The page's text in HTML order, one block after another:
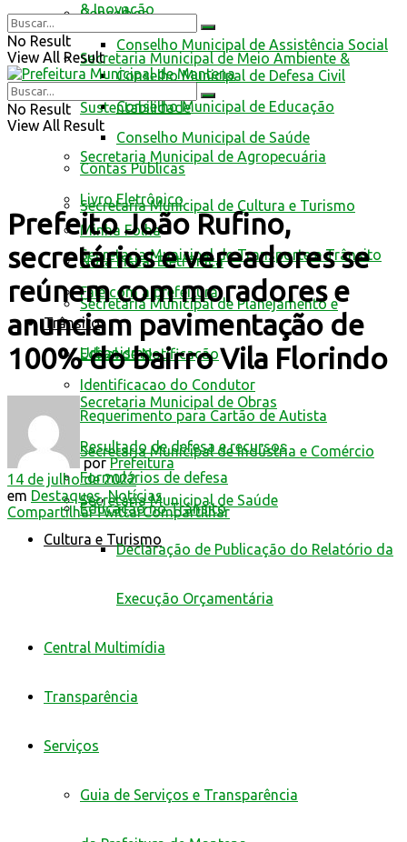
Conselhos
Conselho Municipal de Assistência Social
Conselho Municipal de Defesa Civil
Conselho Municipal de Educação
Conselho Municipal de Saúde
Contas Públicas
Livro Eletrônico
Minha Folha
Nota Fiscal Eletrônica
Fale com a prefeitura
Trânsito
Edital de Notificação
Identificacao do Condutor
Requerimento para Cartão de Autista
Resultado de defesa e recursos
Formulários de defesa
Educação no Trânsito
Cultura e Turismo
& Inovação
Secretaria Municipal de Meio Ambiente &
Sustentabilidade
Secretaria Municipal de Agropecuária
Secretaria Municipal de Cultura e Turismo
Secretaria Municipal de Transporte e Trânsito
Secretaria Municipal de Planejamento e
Urbanismo
Secretaria Municipal de Obras
Secretaria Municipal de Indústria e Comércio
Secretaria Municipal de Saúde
Declaração de Publicação do Relatório da
Execução Orçamentária
Central Multimídia
Transparência
Serviços
Guia de Serviços e Transparência
No Result
View All Result
No Result
View All Result
Prefeito João Rufino,
secretários e vereadores se
reúnem com moradores e
anunciam pavimentação de
100% do bairro Vila Florindo
por Prefeitura
14 de julho de 2022
em Destaques,Notícias
CompartilharTwittarCompartilhar